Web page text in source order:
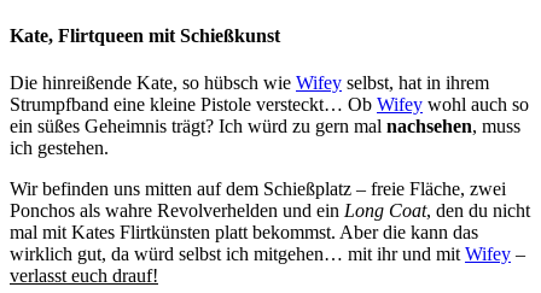
Kate, Flirtqueen mit Schießkunst
Die hinreißende Kate, so hübsch wie Wifey selbst, hat in ihrem
Strumpfband eine kleine Pistole versteckt… Ob Wifey wohl auch so
ein süßes Geheimnis trägt? Ich würd zu gern mal nachsehen, muss
ich gestehen.
Wir befinden uns mitten auf dem Schießplatz – freie Fläche, zwei
Ponchos als wahre Revolverhelden und ein Long Coat, den du nicht
mal mit Kates Flirtkünsten platt bekommst. Aber die kann das
wirklich gut, da würd selbst ich mitgehen… mit ihr und mit Wifey –
verlasst euch drauf!